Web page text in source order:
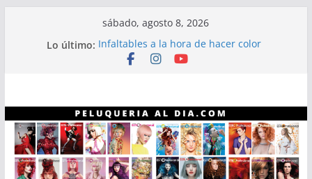
sábado, agosto 8, 2026
Lo último: Infaltables a la hora de hacer color
Línea capilar NEX